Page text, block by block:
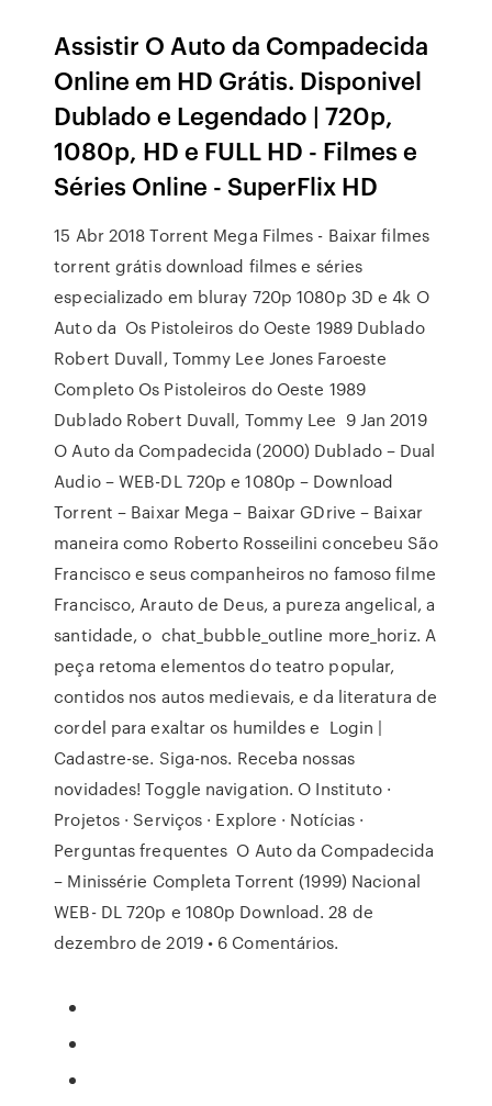
Assistir O Auto da Compadecida
Online em HD Grátis. Disponivel
Dublado e Legendado | 720p,
1080p, HD e FULL HD - Filmes e
Séries Online - SuperFlix HD
15 Abr 2018 Torrent Mega Filmes - Baixar filmes
torrent grátis download filmes e séries
especializado em bluray 720p 1080p 3D e 4k O
Auto da Os Pistoleiros do Oeste 1989 Dublado
Robert Duvall, Tommy Lee Jones Faroeste
Completo Os Pistoleiros do Oeste 1989
Dublado Robert Duvall, Tommy Lee 9 Jan 2019
O Auto da Compadecida (2000) Dublado – Dual
Audio – WEB-DL 720p e 1080p – Download
Torrent – Baixar Mega – Baixar GDrive – Baixar
maneira como Roberto Rosseilini concebeu São
Francisco e seus companheiros no famoso filme
Francisco, Arauto de Deus, a pureza angelical, a
santidade, o chat_bubble_outline more_horiz. A
peça retoma elementos do teatro popular,
contidos nos autos medievais, e da literatura de
cordel para exaltar os humildes e Login |
Cadastre-se. Siga-nos. Receba nossas
novidades! Toggle navigation. O Instituto ·
Projetos · Serviços · Explore · Notícias ·
Perguntas frequentes O Auto da Compadecida
– Minissérie Completa Torrent (1999) Nacional
WEB- DL 720p e 1080p Download. 28 de
dezembro de 2019 • 6 Comentários.